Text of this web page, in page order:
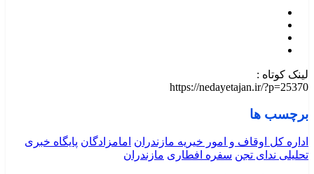
لینک کوتاه :
https://nedayetajan.ir/?p=25370
برچسب ها
اداره کل اوقاف و امور خیریه مازندران امامزادگان پایگاه خبری
تحلیلی ندای تجن سفره افطاری مازندران